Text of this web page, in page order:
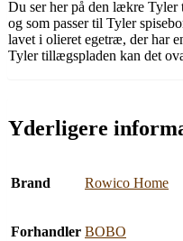
Du ser her på den lækre
og som passer til Tyler
lavet i olieret egetræ, der har
Tyler tillægspladen kan det
Yderligere
Brand Rowico Home
Forhandler BOBO